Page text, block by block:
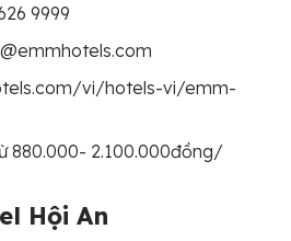
9999
vi/hotels-vi/emm-
880.000- 2.100.000đồng/
Hội An